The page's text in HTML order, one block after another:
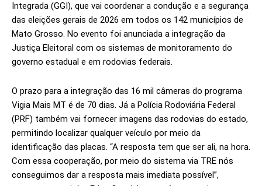
Integrada (GGI), que vai coordenar a condução e a segurança
das eleições gerais de 2026 em todos os 142 municípios de
Mato Grosso. No evento foi anunciada a integração da
Justiça Eleitoral com os sistemas de monitoramento do
governo estadual e em rodovias federais.
O prazo para a integração das 16 mil câmeras do programa
Vigia Mais MT é de 70 dias. Já a Polícia Rodoviária Federal
(PRF) também vai fornecer imagens das rodovias do estado,
permitindo localizar qualquer veículo por meio da
identificação das placas. “A resposta tem que ser ali, na hora.
Com essa cooperação, por meio do sistema via TRE nós
conseguimos dar a resposta mais imediata possível”,